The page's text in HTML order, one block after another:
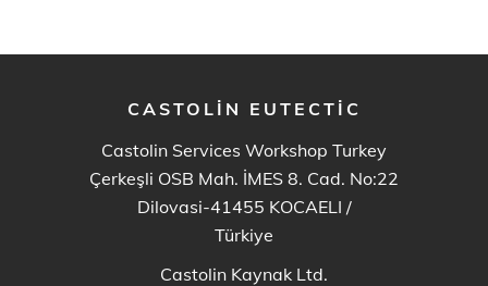
CASTOLIN EUTECTIC
Castolin Services Workshop Turkey
Çerkeşli OSB Mah. İMES 8. Cad. No:22
Dilovasi-41455 KOCAELI /
Türkiye
Castolin Kaynak Ltd.